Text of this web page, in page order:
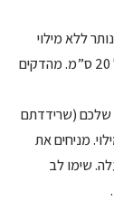
ללא מילוי
ומקפלים מעל את החצי הלא מרוח. מתקבל ריבוע של 20 ס”מ. מהדקים
שלכם (שרידדתם
3 מהם עם המילוי. מניחים את
שימו לב